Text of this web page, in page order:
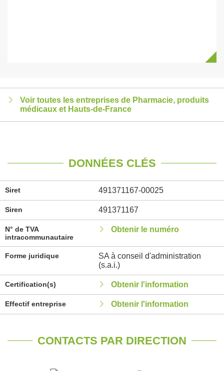
Voir toutes les entreprises de Pharmacie, produits
médicaux et Hauts-de-France
DONNÉES CLÉS
Siret 491371167-00025
Siren 491371167
N° de TVA
intracommunautaire
Obtenir le numéro
Forme juridique
SA à conseil d'administration
(s.a.i.)
Certification(s) Obtenir l'information
Effectif entreprise Obtenir l'information
CONTACTS PAR DIRECTION